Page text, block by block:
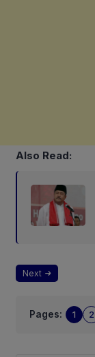
Also Read:
Next
Pages: 1 2